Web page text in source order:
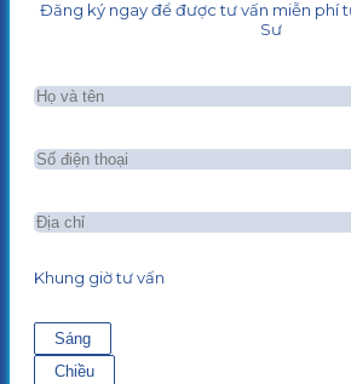
Đăng ký ngay để được tư vấn miễn phí
Sư
Khung giờ tư vấn
Sáng
Chiều